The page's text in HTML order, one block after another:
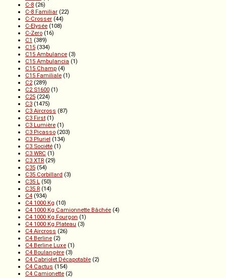
C-8 (26)
C-8 Familiar (22)
C-Crosser (44)
C-Elysée (108)
C-Zero (16)
C1 (389)
C15 (334)
C15 Ambulance (3)
C15 Ambulancia (1)
C15 Champ (4)
C15 Familiale (1)
C2 (289)
C2 S1600 (1)
C25 (224)
C3 (1475)
C3 Aircross (87)
C3 First (1)
C3 Lumière (1)
C3 Picasso (203)
C3 Pluriel (134)
C3 Société (1)
C3 WRC (1)
C3 XTR (29)
C35 (54)
C35 Corbillard (3)
C35 L (50)
C35 R (14)
C4 (934)
C4 1000 Kg (10)
C4 1000 Kg Camionnette Bâchée (4)
C4 1000 Kg Fourgon (1)
C4 1000 Kg Plateau (3)
C4 Aircross (26)
C4 Berline (2)
C4 Berline Luxe (1)
C4 Boulangère (3)
C4 Cabriolet Décapotable (2)
C4 Cactus (154)
C4 Camionette (2)